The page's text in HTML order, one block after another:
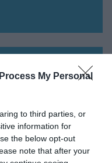
My Personal
to third parties, or
information for
the below opt-out
note that after your